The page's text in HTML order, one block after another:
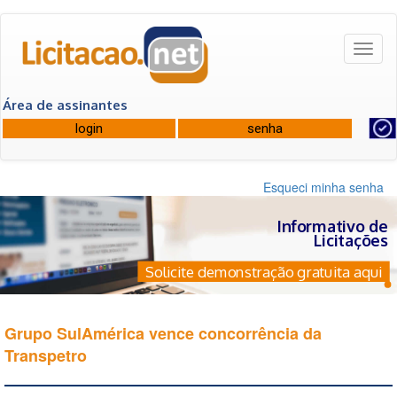
Área de assinantes
Esqueci minha senha
Informativo de
Licitações
Solicite demonstração gratuita aqui
Grupo SulAmérica vence concorrência da
Transpetro